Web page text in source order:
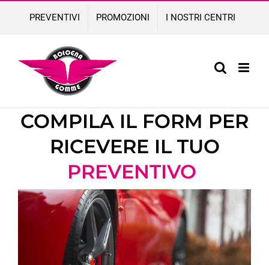
content
PREVENTIVI PROMOZIONI I NOSTRI CENTRI
COMPILA IL FORM PER
RICEVERE IL TUO
PREVENTIVO